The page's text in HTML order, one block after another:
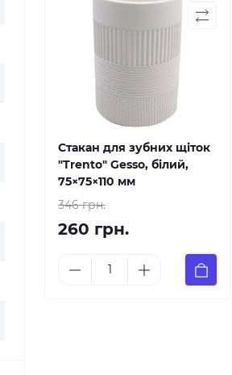
Стакан для зубних щіток
"Trento" Gesso, білий,
75×75×110 мм
346 грн.
260 грн.